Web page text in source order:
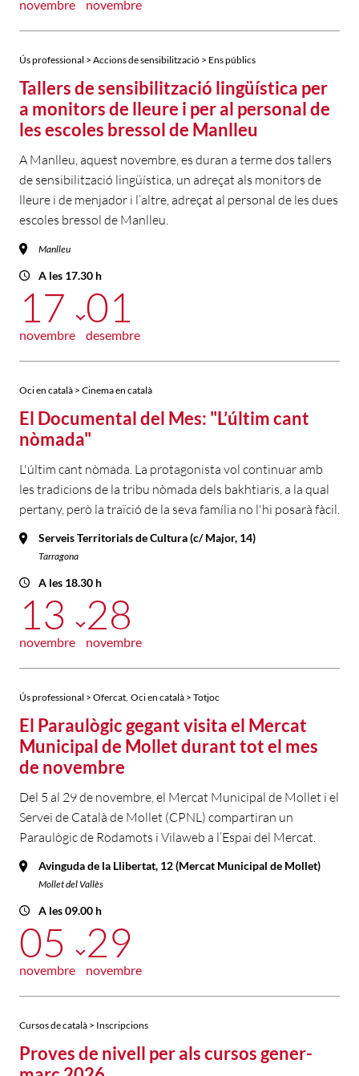
novembre novembre
Ús professional > Accions de sensibilització > Ens públics
Tallers de sensibilització lingüística per
a monitors de lleure i per al personal de
les escoles bressol de Manlleu
A Manlleu, aquest novembre, es duran a terme dos tallers
de sensibilització lingüística, un adreçat als monitors de
lleure i de menjador i l’altre, adreçat al personal de les dues
escoles bressol de Manlleu.
Manlleu
A les 17.30 h
17
novembre
01
desembre
Oci en català > Cinema en català
El Documental del Mes: "L’últim cant
nòmada"
L'últim cant nòmada. La protagonista vol continuar amb
les tradicions de la tribu nòmada dels bakhtiaris, a la qual
pertany, però la traïció de la seva família no l'hi posarà fàcil.
Serveis Territorials de Cultura (c/ Major, 14)
Tarragona
A les 18.30 h
13
novembre
28
novembre
Ús professional > Ofercat Oci en català > Totjoc
El Paraulògic gegant visita el Mercat
Municipal de Mollet durant tot el mes
de novembre
Del 5 al 29 de novembre, el Mercat Municipal de Mollet i el
Servei de Català de Mollet (CPNL) compartiran un
Paraulògic de Rodamots i Vilaweb a l’Espai del Mercat.
Avinguda de la Llibertat, 12 (Mercat Municipal de Mollet)
Mollet del Vallès
A les 09.00 h
05
novembre
29
novembre
Cursos de català > Inscripcions
Proves de nivell per als cursos gener-